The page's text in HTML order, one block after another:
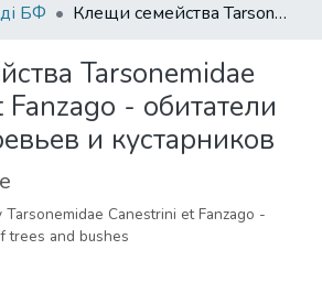
БФ
Клещи семейства Tarsonemidae Canestrini et Fanzago - обитатели листьев деревьев и кустарников
Tarsonemidae
- обитатели
и кустарников
Canestrini et Fanzago -
trees and bushes